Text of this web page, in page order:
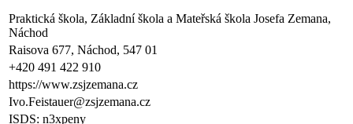
projektu zapojeni, předloží škole platné potvrzení z Úřadu práce o
pobírání dávek hmotné nouze. Tito zákonní zástupci budou dne 2.
září 2025 kontaktováni vedením školy s podrobnějšími informacemi.
Zveřejněno: 29.5.2025
Branný den v Josefově
Praktická škola, Základní škola a Mateřská škola Josefa Zemana,
Náchod
Raisova 677, Náchod, 547 01
+420 491 422 910
https://www.zsjzemana.cz
Ivo.Feistauer@zsjzemana.cz
ISDS: n3xpeny